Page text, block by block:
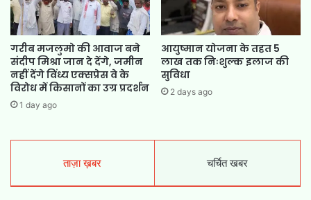
गरीब मजलुमो की आवाज बने
संदीप मिश्रा जान दे देंगे, जमीन
नहीं देंगे विंध्य एक्सप्रेस वे के
विरोध में किसानों का उग्र प्रदर्शन
1 day ago
आयुष्मान योजना के तहत 5
लाख तक निःशुल्क इलाज की
सुविधा
2 days ago
ताज़ा ख़बर चर्चित खबर